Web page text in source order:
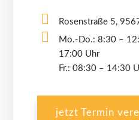
Rosenstraße 5,
Mo.-Do.: 8:30 –
17:00 Uhr
Fr.: 08:30 – 14:30
jetzt Termin